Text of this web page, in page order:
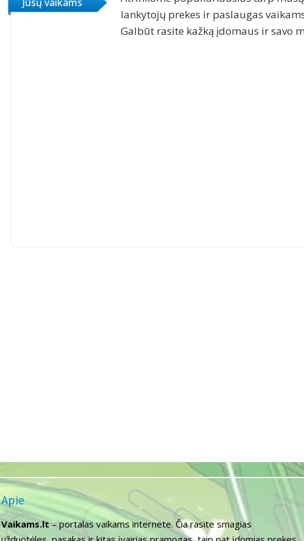
lankytojų prekes ir paslaugas
Galbūt rasite kažką įdomaus ir savo
Apie
Vaikams.lt– portalas vaikams internete. Čia rasite smagias